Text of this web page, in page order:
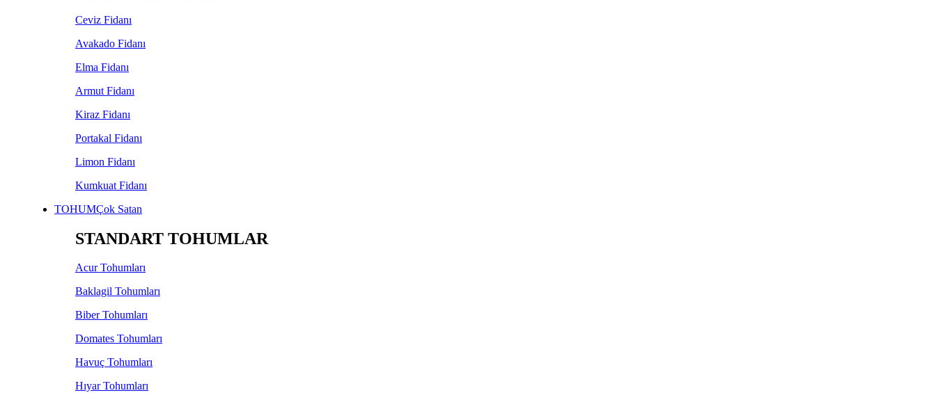
Ceviz Fidanı
Avakado Fidanı
Elma Fidanı
Armut Fidanı
Kiraz Fidanı
Portakal Fidanı
Limon Fidanı
Kumkuat Fidanı
TOHUMÇok Satan
STANDART TOHUMLAR
Acur Tohumları
Baklagil Tohumları
Biber Tohumları
Domates Tohumları
Havuç Tohumları
Hıyar Tohumları